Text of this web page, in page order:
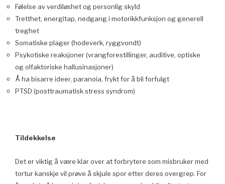
Følelse av verdiløshet og personlig skyld
Tretthet, energitap, nedgang i motorikkfunksjon og generell
treghet
Somatiske plager (hodeverk, ryggvondt)
Psykotiske reaksjoner (vrangforestillinger, auditive, optiske
og olfaktoriske hallusinasjoner)
Å ha bisarre ideer, paranoia, frykt for å bli forfulgt
PTSD (posttraumatisk stress syndrom)
Tildekkelse
Det er viktig å være klar over at forbrytere som misbruker med
tortur kanskje vil prøve å skjule spor etter deres overgrep. For